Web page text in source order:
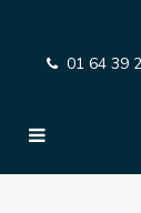
01 64 39